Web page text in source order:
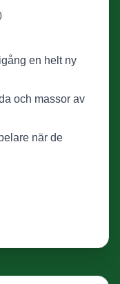
en helt ny
och massor av
när de